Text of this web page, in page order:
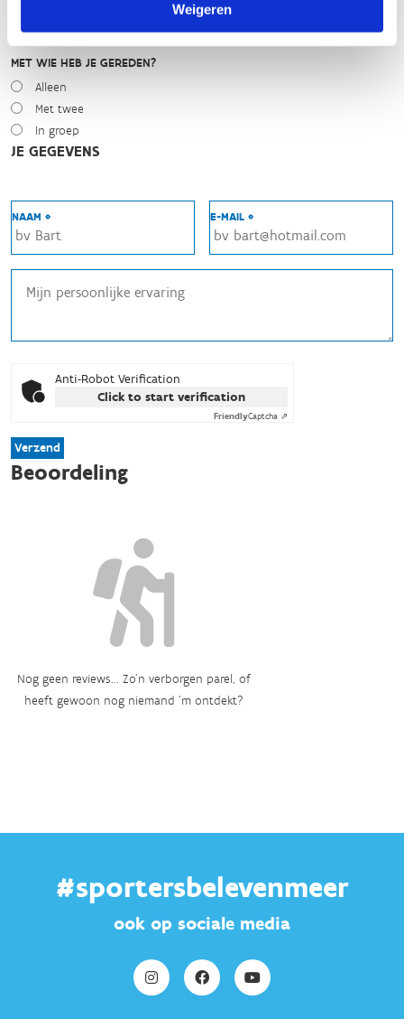
Weigeren
MET WIE HEB JE GEREDEN?
Alleen
Met twee
In groep
JE GEGEVENS
NAAM * E-MAIL *
Anti-Robot Verification
Click to start verification
FriendlyCaptcha ⇗
Verzend
Beoordeling
Nog geen reviews... Zo’n verborgen parel, of
heeft gewoon nog niemand ‘m ontdekt?
#sportersbelevenmeer
ook op sociale media